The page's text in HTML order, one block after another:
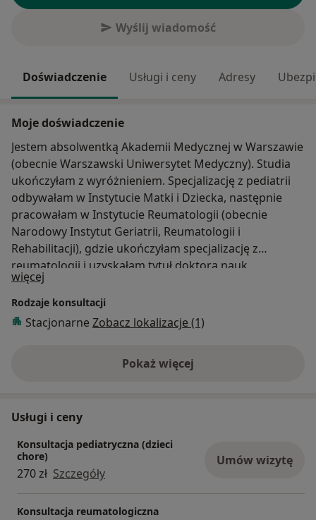
Wyślij wiadomość
Doświadczenie Usługi i ceny Adresy
Moje doświadczenie
Jestem absolwentką Akademii Medycznej w Warszawie
(obecnie Warszawski Uniwersytet Medyczny). Studia
ukończyłam z wyróżnieniem. Specjalizację z pediatrii
odbywałam w Instytucie Matki i Dziecka, następnie
pracowałam w Instytucie Reumatologii (obecnie
Narodowy Instytut Geriatrii, Reumatologii i
Rehabilitacji), gdzie ukończyłam specjalizację z
reumatologii i uzyskałam tytuł doktora nauk
medycznych na podstawie rozprawy doktorskiej
„Ocena ryzyka miażdżycy u dzieci z młodzieńczym
idiopatycznym zapaleniem stawów”
więcej
Rodzaje konsultacji
Stacjonarne Zobacz lokalizacje (1)
Pokaż więcejo doświadczeniu
Usługi i ceny
Konsultacja pediatryczna (dzieci
chore)
270 zł Szczegóły
Umów wizytę
Konsultacja reumatologiczna